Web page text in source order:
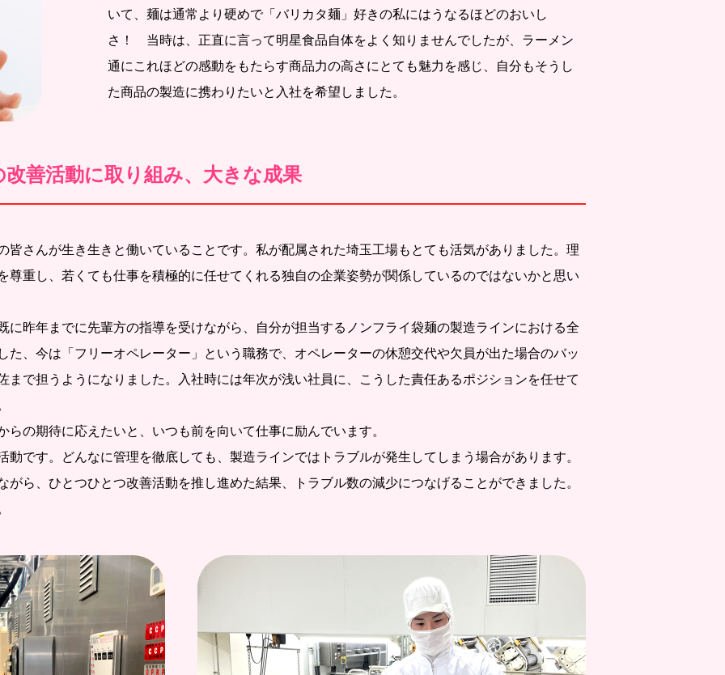
いて、麺は通常より硬めで「バリカタ麺」好きの私にはうなるほどのおいし
さ！ 当時は、正直に言って明星食品自体をよく知りませんでしたが、ラーメン
通にこれほどの感動をもたらす商品力の高さにとても魅力を感じ、自分もそうし
た商品の製造に携わりたいと入社を希望しました。
改善活動に取り組み、大きな成果
皆さんが生き生きと働いていることです。私が配属された埼玉工場もとても活気がありました。理
尊重し、若くても仕事を積極的に任せてくれる独自の企業姿勢が関係しているのではないかと思い
に昨年までに先輩方の指導を受けながら、自分が担当するノンフライ袋麺の製造ラインにおける全
た、今は「フリーオペレーター」という職務で、オペレーターの休憩交代や欠員が出た場合のバッ
まで担うようになりました。入社時には年次が浅い社員に、こうした責任あるポジションを任せて
の期待に応えたいと、いつも前を向いて仕事に励んでいます。
です。どんなに管理を徹底しても、製造ラインではトラブルが発生してしまう場合があります。
がら、ひとつひとつ改善活動を推し進めた結果、トラブル数の減少につなげることができました。